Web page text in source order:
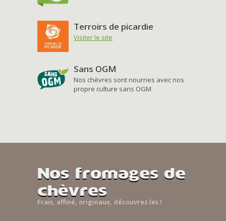
Terroirs de picardie
Visiter le site
Sans OGM
Nos chèvres sont nourries avec nos
propre culture sans OGM
Nos fromages de
chèvres
Frais, affiné, originaux, découvrez les !